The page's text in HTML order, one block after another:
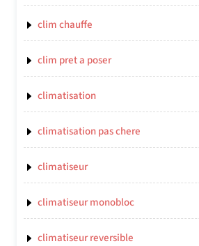
clim chauffe
clim pret a poser
climatisation
climatisation pas chere
climatiseur
climatiseur monobloc
climatiseur reversible